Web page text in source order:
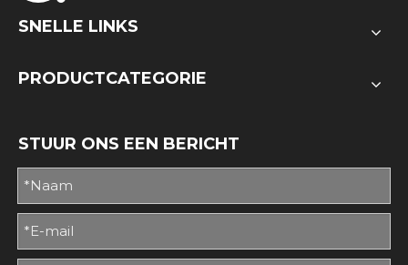
SNELLE LINKS
PRODUCTCATEGORIE
STUUR ONS EEN BERICHT